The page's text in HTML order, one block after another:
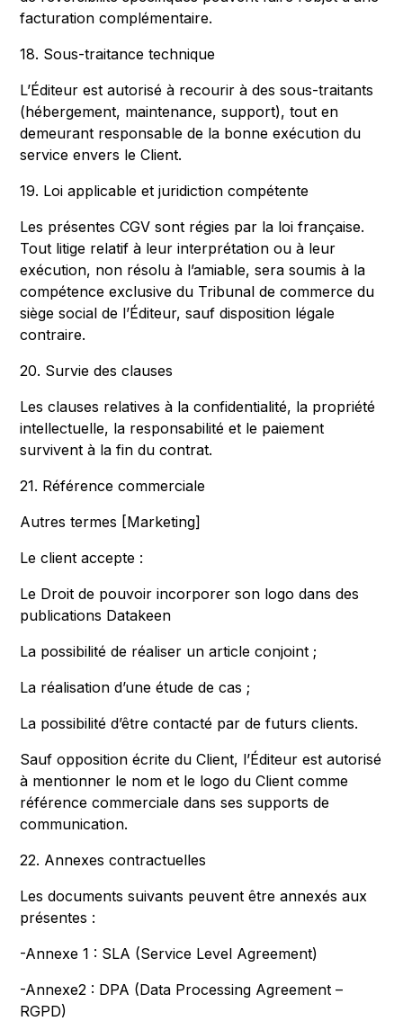
facturation complémentaire.
18. Sous-traitance technique
L’Éditeur est autorisé à recourir à des sous-traitants
(hébergement, maintenance, support), tout en
demeurant responsable de la bonne exécution du
service envers le Client.
19. Loi applicable et juridiction compétente
Les présentes CGV sont régies par la loi française.
Tout litige relatif à leur interprétation ou à leur
exécution, non résolu à l’amiable, sera soumis à la
compétence exclusive du Tribunal de commerce du
siège social de l’Éditeur, sauf disposition légale
contraire.
20. Survie des clauses
Les clauses relatives à la confidentialité, la propriété
intellectuelle, la responsabilité et le paiement
survivent à la fin du contrat.
21. Référence commerciale
Autres termes [Marketing]
Le client accepte :
Le Droit de pouvoir incorporer son logo dans des
publications Datakeen
La possibilité de réaliser un article conjoint ;
La réalisation d’une étude de cas ;
La possibilité d’être contacté par de futurs clients.
Sauf opposition écrite du Client, l’Éditeur est autorisé
à mentionner le nom et le logo du Client comme
référence commerciale dans ses supports de
communication.
22. Annexes contractuelles
Les documents suivants peuvent être annexés aux
présentes :
-Annexe 1 : SLA (Service Level Agreement)
-Annexe2 : DPA (Data Processing Agreement –
RGPD)